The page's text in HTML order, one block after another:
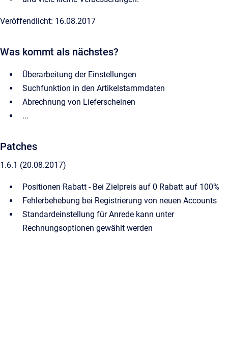
Veröffendlicht: 16.08.2017
Was kommt als nächstes?
Überarbeitung der Einstellungen
Suchfunktion in den Artikelstammdaten
Abrechnung von Lieferscheinen
...
Patches
1.6.1 (20.08.2017)
Positionen Rabatt - Bei Zielpreis auf 0 Rabatt auf 100%
Fehlerbehebung bei Registrierung von neuen Accounts
Standardeinstellung für Anrede kann unter
Rechnungsoptionen gewählt werden